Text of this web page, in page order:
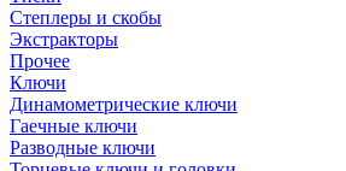
Степлеры и скобы
Экстракторы
Прочее
Ключи
Динамометрические ключи
Гаечные ключи
Разводные ключи